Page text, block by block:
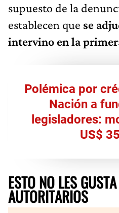
supuesto de la
establecen que se
intervino en la
Polémica por
Nación a
legisladores:
US$
ESTO NO LES
AUTORITARIOS